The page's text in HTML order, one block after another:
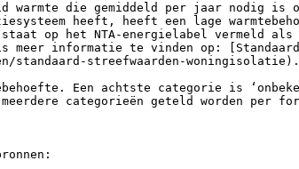
warmte die gemiddeld per jaar nodig is
heeft, heeft een lage
op het NTA-energielabel vermeld
meer informatie te vinden op:
standaard-streefwaarden-woningisolatie).
Een achtste categorie is
meerdere categorieën geteld worden per